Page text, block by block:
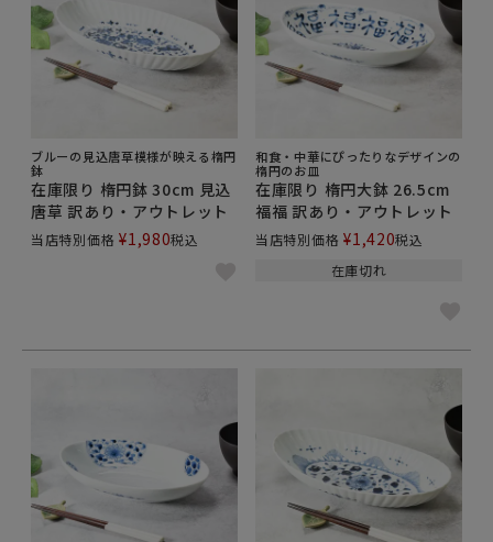
ブルーの見込唐草模様が映える楕円
鉢
在庫限り 楕円鉢 30cm 見込
唐草 訳あり・アウトレット
当店特別価格 ¥1,980税込
和食・中華にぴったりなデザインの
楕円のお皿
在庫限り 楕円大鉢 26.5cm
福福 訳あり・アウトレット
当店特別価格 ¥1,420税込
在庫切れ